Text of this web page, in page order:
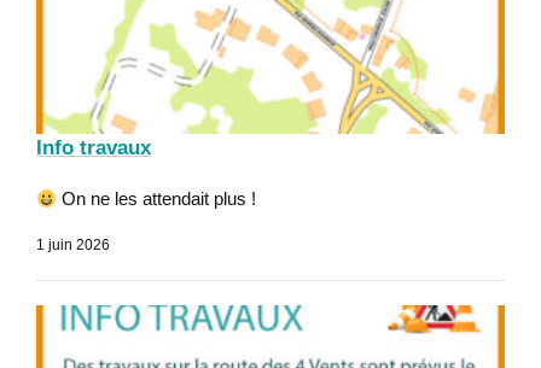
Info travaux
On ne les attendait plus !
1 juin 2026